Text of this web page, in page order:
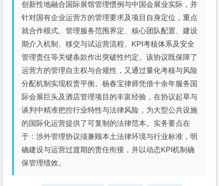
创新性地融合国际展馆管理惯例与中国会展业实际，并
针对国有企业运营方的管理要求及项目自身定位，重点
就合作模式、管理服务范围界定、核心团队配置、建设
期介入机制、移交与试运营流程、KPI考核体系及安全
管理责任等关键条款作出突破性约定。该协议既保障了
运营方的管理自主权与合规性，又通过量化考核与风险
分配机制实现权责平衡。杨春宝律师凭借十余年服务国
际会展巨头及酒店管理项目的丰富经验，在协议起草与
谈判中精准把控行业特性与法律风险，为大型公共设施
的国际化运营提供了可复制的法律范本。实务要点在
于：涉外管理协议须兼顾本土法律环境与行业标准，明
确建设与运营过渡期的责任衔接，并以动态KPI机制确
保管理绩效。